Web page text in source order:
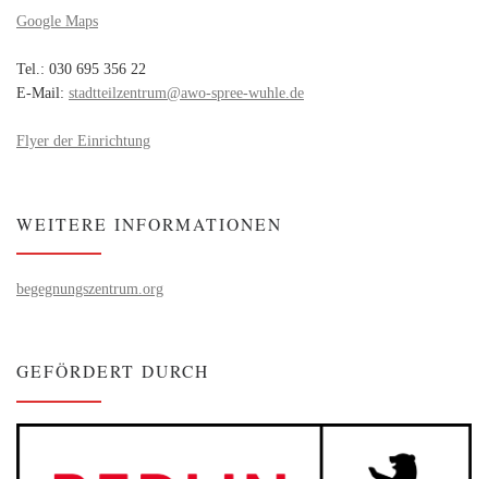
Google Maps
Tel.: 030 695 356 22
E-Mail: stadtteilzentrum@awo-spree-wuhle.de
Flyer der Einrichtung
WEITERE INFORMATIONEN
begegnungszentrum.org
GEFÖRDERT DURCH